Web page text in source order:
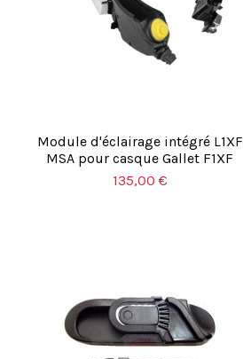
Module d'éclairage intégré L1XF
MSA pour casque Gallet F1XF
135,00 €